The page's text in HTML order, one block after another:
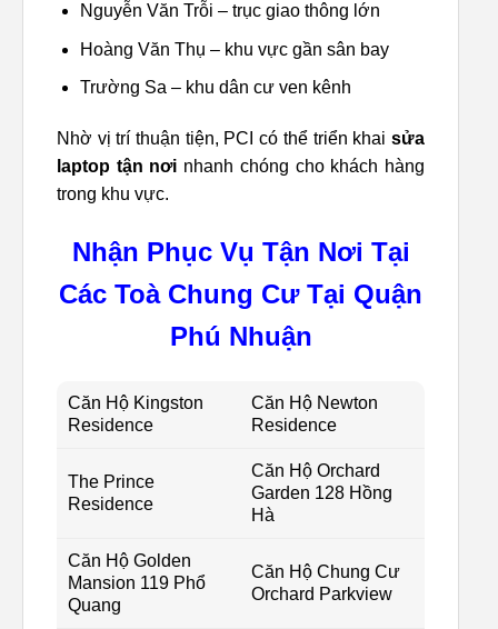
Nguyễn Văn Trỗi – trục giao thông lớn
Hoàng Văn Thụ – khu vực gần sân bay
Trường Sa – khu dân cư ven kênh
Nhờ vị trí thuận tiện, PCI có thể triển khai sửa
laptop tận nơi nhanh chóng cho khách hàng
trong khu vực.
Nhận Phục Vụ Tận Nơi Tại
Các Toà Chung Cư Tại Quận
Phú Nhuận
Căn Hộ Kingston
Residence
Căn Hộ Newton
Residence
The Prince
Residence
Căn Hộ Orchard
Garden 128 Hồng
Hà
Căn Hộ Golden
Mansion 119 Phổ
Quang
Căn Hộ Chung Cư
Orchard Parkview